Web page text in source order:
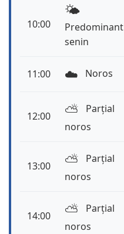
10:00
🌤️
Predominant
senin
11:00 ☁️ Noros
12:00 ⛅️
Parțial
noros
13:00 ⛅️
Parțial
noros
14:00 ⛅️
Parțial
noros